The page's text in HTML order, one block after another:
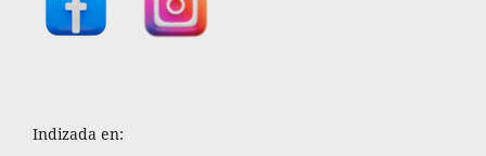
Indizada en: